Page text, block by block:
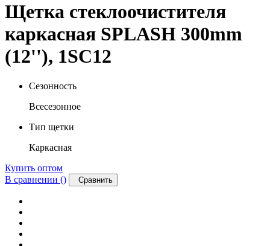
Щетка стеклоочистителя
каркасная SPLASH 300mm
(12''), 1SC12
Сезонность
Всесезонное
Тип щетки
Каркасная
Купить оптом
В сравнении () Сравнить